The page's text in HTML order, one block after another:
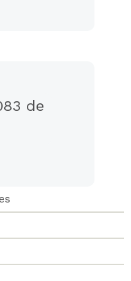
de